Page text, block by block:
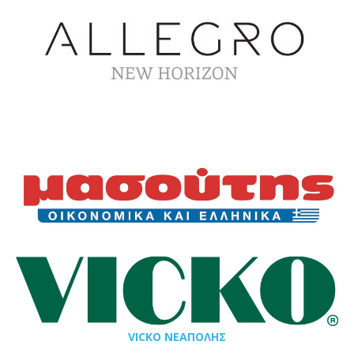
VICKO ΝΕΑΠΟΛΗΣ